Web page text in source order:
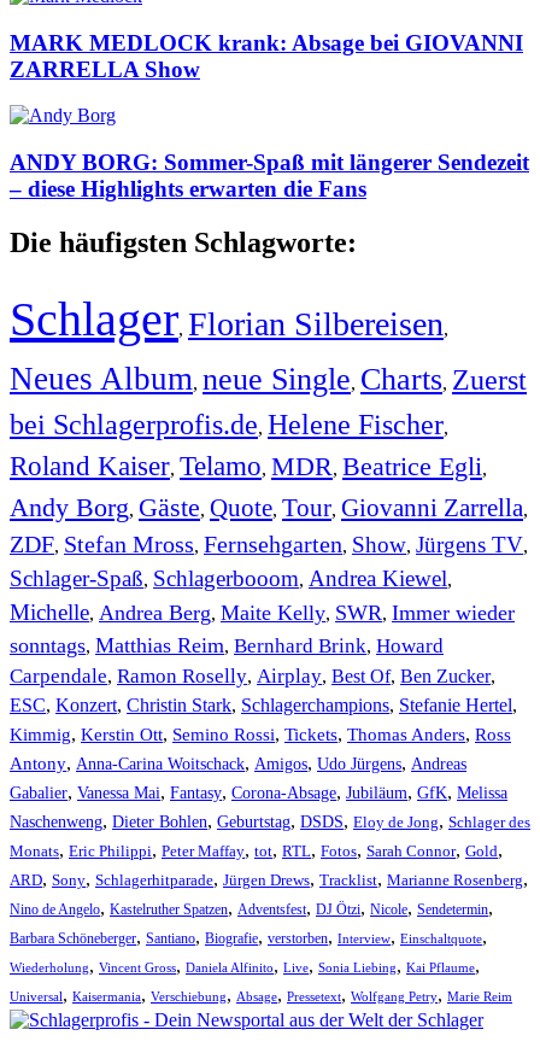
MARK MEDLOCK krank: Absage bei GIOVANNI
ZARRELLA Show
ANDY BORG: Sommer-Spaß mit längerer Sendezeit
– diese Highlights erwarten die Fans
Die häufigsten Schlagworte:
Schlager, Florian Silbereisen,
Neues Album, neue Single, Charts, Zuerst
bei Schlagerprofis.de, Helene Fischer,
Roland Kaiser, Telamo, MDR, Beatrice Egli,
Andy Borg, Gäste, Quote, Tour, Giovanni Zarrella,
ZDF, Stefan Mross, Fernsehgarten, Show, Jürgens TV,
Schlager-Spaß, Schlagerbooom, Andrea Kiewel,
Michelle, Andrea Berg, Maite Kelly, SWR, Immer wieder
sonntags, Matthias Reim, Bernhard Brink, Howard
Carpendale, Ramon Roselly, Airplay, Best Of, Ben Zucker,
ESC, Konzert, Christin Stark, Schlagerchampions, Stefanie Hertel,
Kimmig, Kerstin Ott, Semino Rossi, Tickets, Thomas Anders, Ross
Antony, Anna-Carina Woitschack, Amigos, Udo Jürgens, Andreas
Gabalier, Vanessa Mai, Fantasy, Corona-Absage, Jubiläum, GfK, Melissa
Naschenweng, Dieter Bohlen, Geburtstag, DSDS, Eloy de Jong, Schlager des
Monats, Eric Philippi, Peter Maffay, tot, RTL, Fotos, Sarah Connor, Gold,
ARD, Sony, Schlagerhitparade, Jürgen Drews, Tracklist, Marianne Rosenberg,
Nino de Angelo, Kastelruther Spatzen, Adventsfest, DJ Ötzi, Nicole, Sendetermin,
Barbara Schöneberger, Santiano, Biografie, verstorben, Interview, Einschaltquote,
Wiederholung, Vincent Gross, Daniela Alfinito, Live, Sonia Liebing, Kai Pflaume,
Universal, Kaisermania, Verschiebung, Absage, Pressetext, Wolfgang Petry, Marie Reim